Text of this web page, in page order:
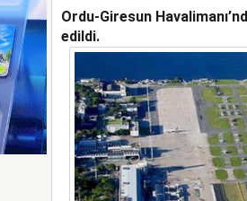
MURAT
Ordu-Giresun
edildi.